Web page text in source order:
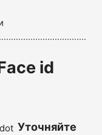
id
Уточняйте